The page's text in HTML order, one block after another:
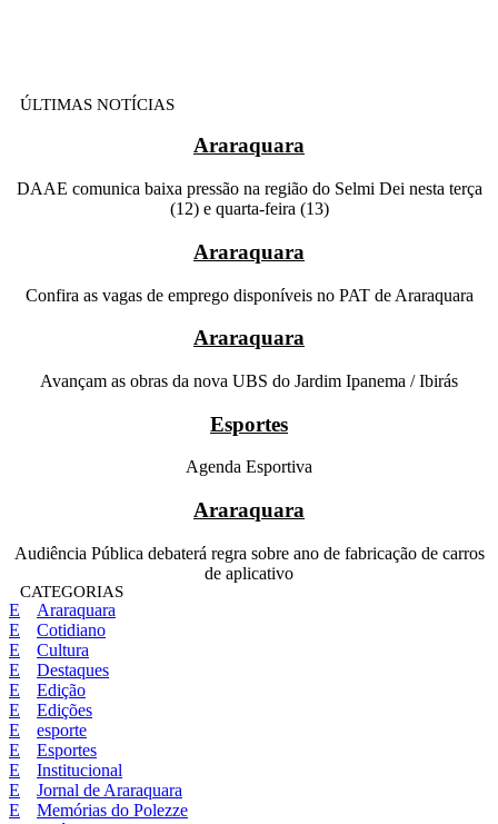
ÚLTIMAS NOTÍCIAS
Araraquara
DAAE comunica baixa pressão na região do Selmi Dei nesta terça
(12) e quarta-feira (13)
Araraquara
Confira as vagas de emprego disponíveis no PAT de Araraquara
Araraquara
Avançam as obras da nova UBS do Jardim Ipanema / Ibirás
Esportes
Agenda Esportiva
Araraquara
Audiência Pública debaterá regra sobre ano de fabricação de carros
de aplicativo
CATEGORIAS
Araraquara
Cotidiano
Cultura
Destaques
Edição
Edições
esporte
Esportes
Institucional
Jornal de Araraquara
Memórias do Polezze